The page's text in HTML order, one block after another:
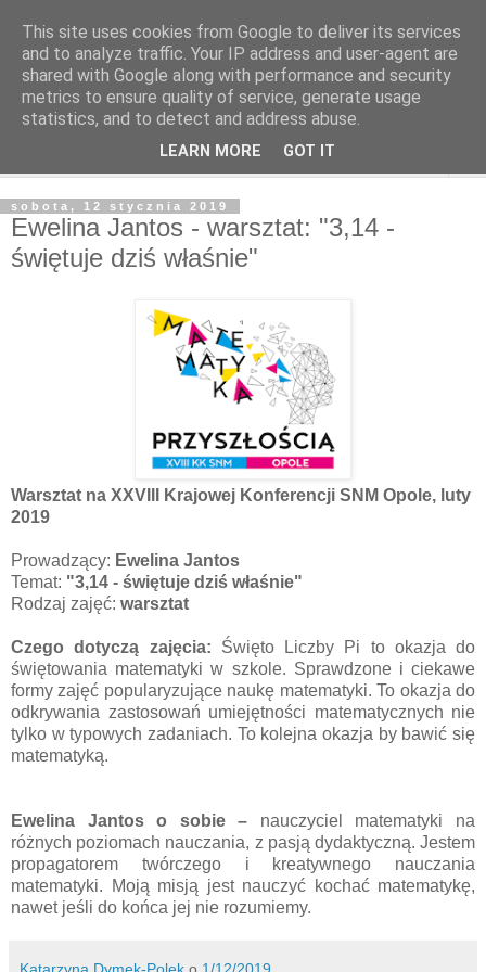
sobota, 12 stycznia 2019
Ewelina Jantos - warsztat: "3,14 -
świętuje dziś właśnie"
Warsztat na XXVIII Krajowej Konferencji SNM Opole, luty
2019
Prowadzący: Ewelina Jantos
Temat: "3,14 - świętuje dziś właśnie"
Rodzaj zajęć: warsztat
Czego dotyczą zajęcia: Święto Liczby Pi to okazja do
świętowania matematyki w szkole. Sprawdzone i ciekawe
formy zajęć popularyzujące naukę matematyki. To okazja do
odkrywania zastosowań umiejętności matematycznych nie
tylko w typowych zadaniach. To kolejna okazja by bawić się
matematyką.
Ewelina Jantos o sobie – nauczyciel matematyki na
różnych poziomach nauczania, z pasją dydaktyczną. Jestem
propagatorem twórczego i kreatywnego nauczania
matematyki. Moją misją jest nauczyć kochać matematykę,
nawet jeśli do końca jej nie rozumiemy.
Katarzyna Dymek-Polek o 1/12/2019
This site uses cookies from Google to deliver its services
and to analyze traffic. Your IP address and user-agent are
shared with Google along with performance and security
metrics to ensure quality of service, generate usage
statistics, and to detect and address abuse.
LEARN MORE GOT IT